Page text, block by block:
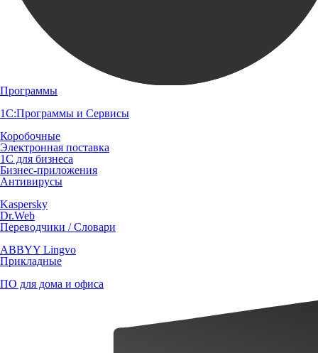
Программы
1С:Программы и Сервисы
Коробочные
Электронная поставка
1С для бизнеса
Бизнес-приложения
Антивирусы
Kaspersky
Dr.Web
Переводчики / Словари
ABBYY Lingvo
Прикладные
ПО для дома и офиса